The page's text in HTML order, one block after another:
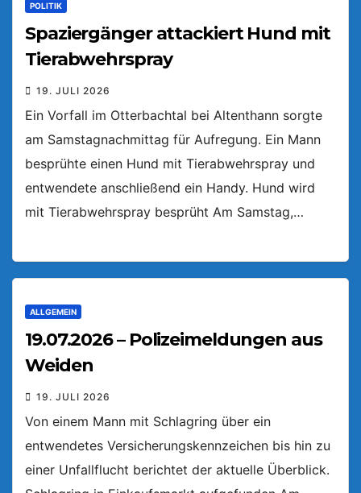
POLITIK
Spaziergänger attackiert Hund mit
Tierabwehrspray
19. JULI 2026
Ein Vorfall im Otterbachtal bei Altenthann sorgte
am Samstagnachmittag für Aufregung. Ein Mann
besprühte einen Hund mit Tierabwehrspray und
entwendete anschließend ein Handy. Hund wird
mit Tierabwehrspray besprüht Am Samstag,…
ALLGEMEIN
19.07.2026 – Polizeimeldungen aus
Weiden
19. JULI 2026
Von einem Mann mit Schlagring über ein
entwendetes Versicherungskennzeichen bis hin zu
einer Unfallflucht berichtet der aktuelle Überblick.